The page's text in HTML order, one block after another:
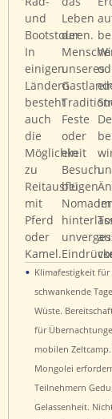
• Klimafestigkeit für
schwankende
Wüste.
für
mobilen
Mongolei
Teilnehmern
Gelassenheit.